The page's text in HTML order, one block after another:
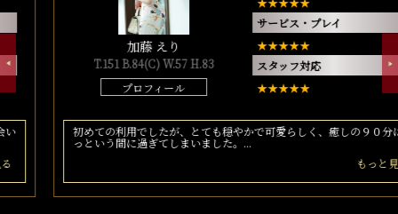
加藤 えり
T.151 B.84(C) W.57 H.83
プロフィール
サービス・プレイ
スタッフ対応
初めての利用でしたが、とても穏やかで可愛らしく、癒しの９０分はあ
っという間に過ぎてしまいました。...
もっと見る